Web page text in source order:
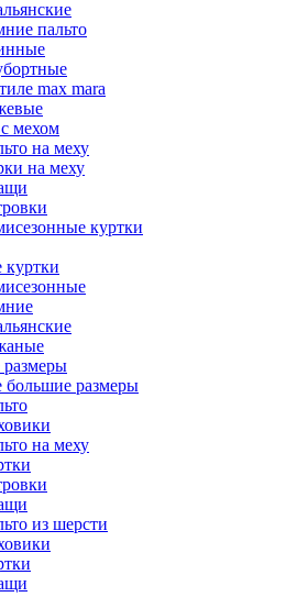
пальто
max mara
мехом
на меху
на меху
куртки
куртки
большие размеры
на меху
из шерсти